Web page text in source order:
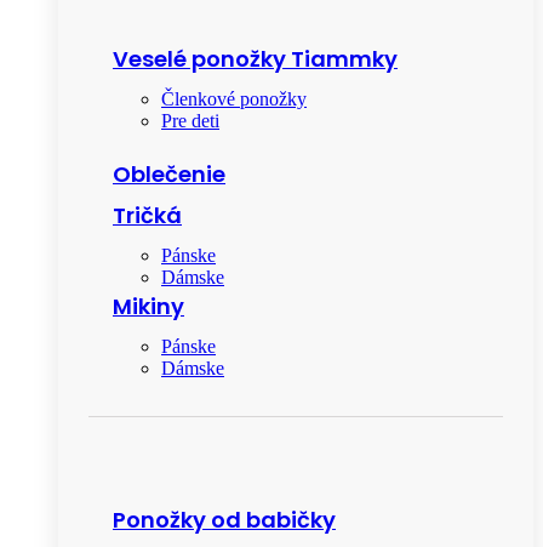
Veselé ponožky Tiammky
Členkové ponožky
Pre deti
Oblečenie
Tričká
Pánske
Dámske
Mikiny
Pánske
Dámske
Ponožky od babičky